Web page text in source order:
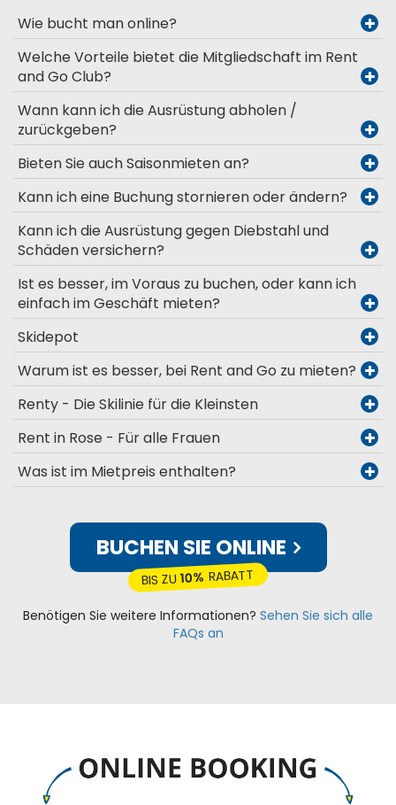
Wie bucht man online?
Welche Vorteile bietet die Mitgliedschaft im Rent
and Go Club?
Wann kann ich die Ausrüstung abholen /
zurückgeben?
Bieten Sie auch Saisonmieten an?
Kann ich eine Buchung stornieren oder ändern?
Kann ich die Ausrüstung gegen Diebstahl und
Schäden versichern?
Ist es besser, im Voraus zu buchen, oder kann ich
einfach im Geschäft mieten?
Skidepot
Warum ist es besser, bei Rent and Go zu mieten?
Renty - Die Skilinie für die Kleinsten
Rent in Rose - Für alle Frauen
Was ist im Mietpreis enthalten?
BUCHEN SIE ONLINE
BIS ZU10% RABATT
Benötigen Sie weitere Informationen? Sehen Sie sich alle
FAQs an